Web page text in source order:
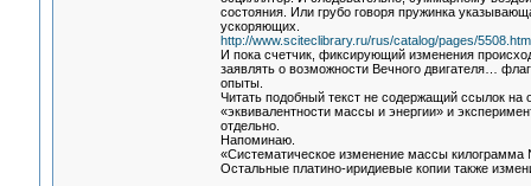
состояния. Или грубо говоря пружинка
ускоряющих.
http://www.sciteclibrary.ru/rus/catalog/pages/
И пока счетчик, фиксирующий изменения
заявлять о возможности Вечного двигателя…
опыты.
Читать подобный текст не содержащий ссылок
«эквивалентности массы и энергии» и
отдельно.
Напоминаю.
«Систематическое изменение массы килограмма
Остальные платино-иридиевые копии также